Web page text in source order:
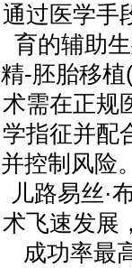
通过医学手
育的辅助
精-胚胎移
术需在正规
学指征并配
并控制风险
儿路易丝·
术飞速发展
成功率最